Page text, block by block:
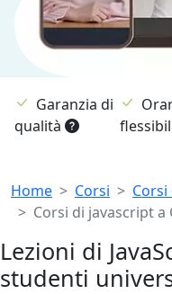
Garanzia di
qualità
Breadcrumb
Home Corsi
Corsi di javascript a
Lezioni di
studenti